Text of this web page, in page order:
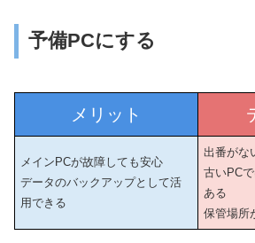
予備PCにする
メリット
メインPCが故障しても安心
データのバックアップとして活
用できる
出番がな
古いPC
ある
保管場所